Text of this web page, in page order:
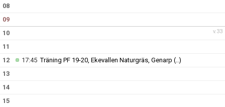
08
09
v.33
10
11
12
17:45Träning PF 19-20, Ekevallen Naturgräs, Genarp (..)
13
14
15